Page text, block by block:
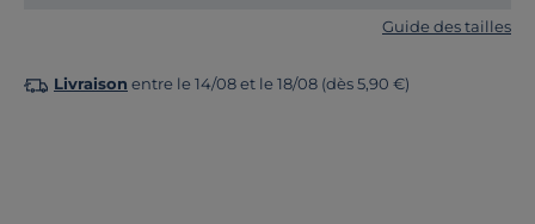
Guide des tailles
Livraison entre le 14/08 et le 18/08 (dès 5,90 €)